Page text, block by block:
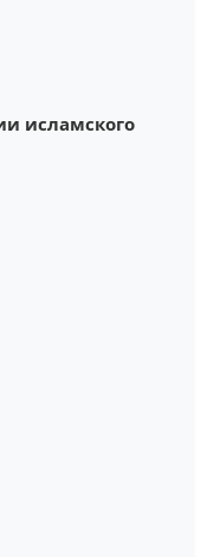
исламского